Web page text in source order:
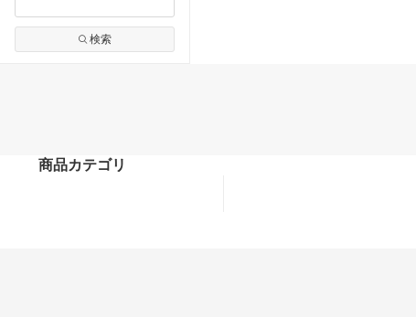
検索
商品カテゴリ